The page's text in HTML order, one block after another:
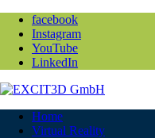
facebook
Instagram
YouTube
LinkedIn
Home
Virtual Reality